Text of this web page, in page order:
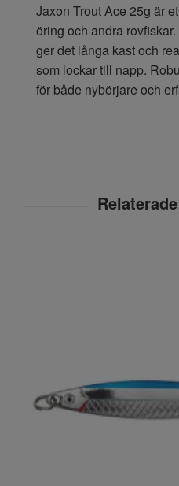
Jaxon Trout Ace 25g är
öring och andra
ger det långa kast och
som lockar till napp.
för både nybörjare och